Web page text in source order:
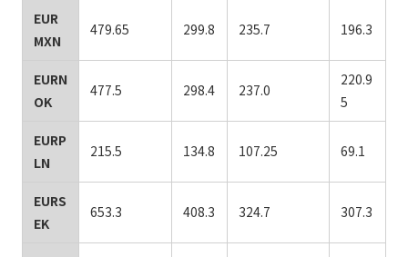
EUR
MXN
479.65 299.8 235.7 196.3
EURN
OK
477.5 298.4 237.0
220.9
5
EURP
LN
215.5 134.8 107.25 69.1
EURS
EK
653.3 408.3 324.7 307.3